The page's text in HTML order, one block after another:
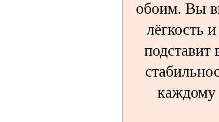
обоим. Вы
лёгкость
подставит
каждому